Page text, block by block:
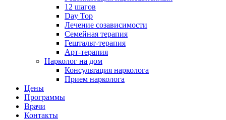
12 шагов
Day Top
Лечение созависимости
Семейная терапия
Гештальт-терапия
Арт-терапия
Нарколог на дом
Консультация нарколога
Прием нарколога
Цены
Программы
Врачи
Контакты